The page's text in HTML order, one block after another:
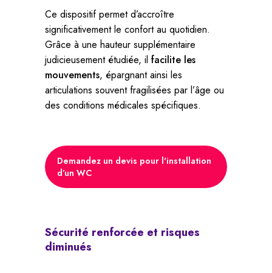
Ce dispositif permet d’accroître
significativement le confort au quotidien.
Grâce à une hauteur supplémentaire
judicieusement étudiée, ilfacilite les
mouvements, épargnant ainsi les
articulations souvent fragilisées par l’âge ou
des conditions médicales spécifiques.
Demandez un devis pour l'installation
d’un WC
Sécurité renforcée et risques
diminués